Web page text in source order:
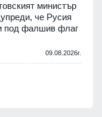
министър
че Русия
под фалшив флаг
09.08.2026г.